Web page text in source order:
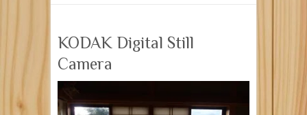
KODAK Digital Still
Camera